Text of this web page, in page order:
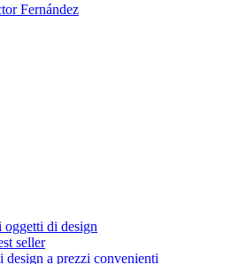
oggetti di design
seller
design a prezzi convenienti